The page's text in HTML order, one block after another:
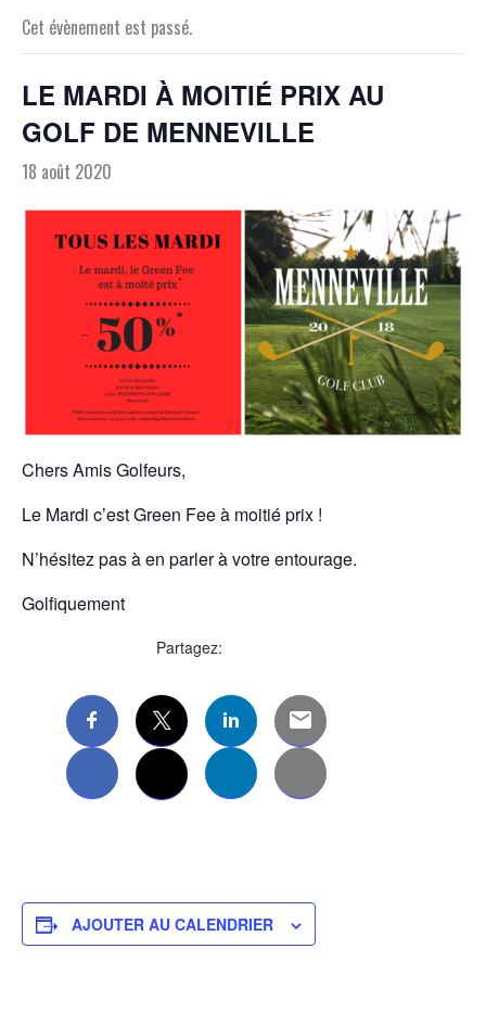
Cet évènement est passé.
LE MARDI À MOITIÉ PRIX AU
GOLF DE MENNEVILLE
18 août 2020
Chers Amis Golfeurs,
Le Mardi c’est Green Fee à moitié prix !
N’hésitez pas à en parler à votre entourage.
Golfiquement
Partagez:
AJOUTER AU CALENDRIER